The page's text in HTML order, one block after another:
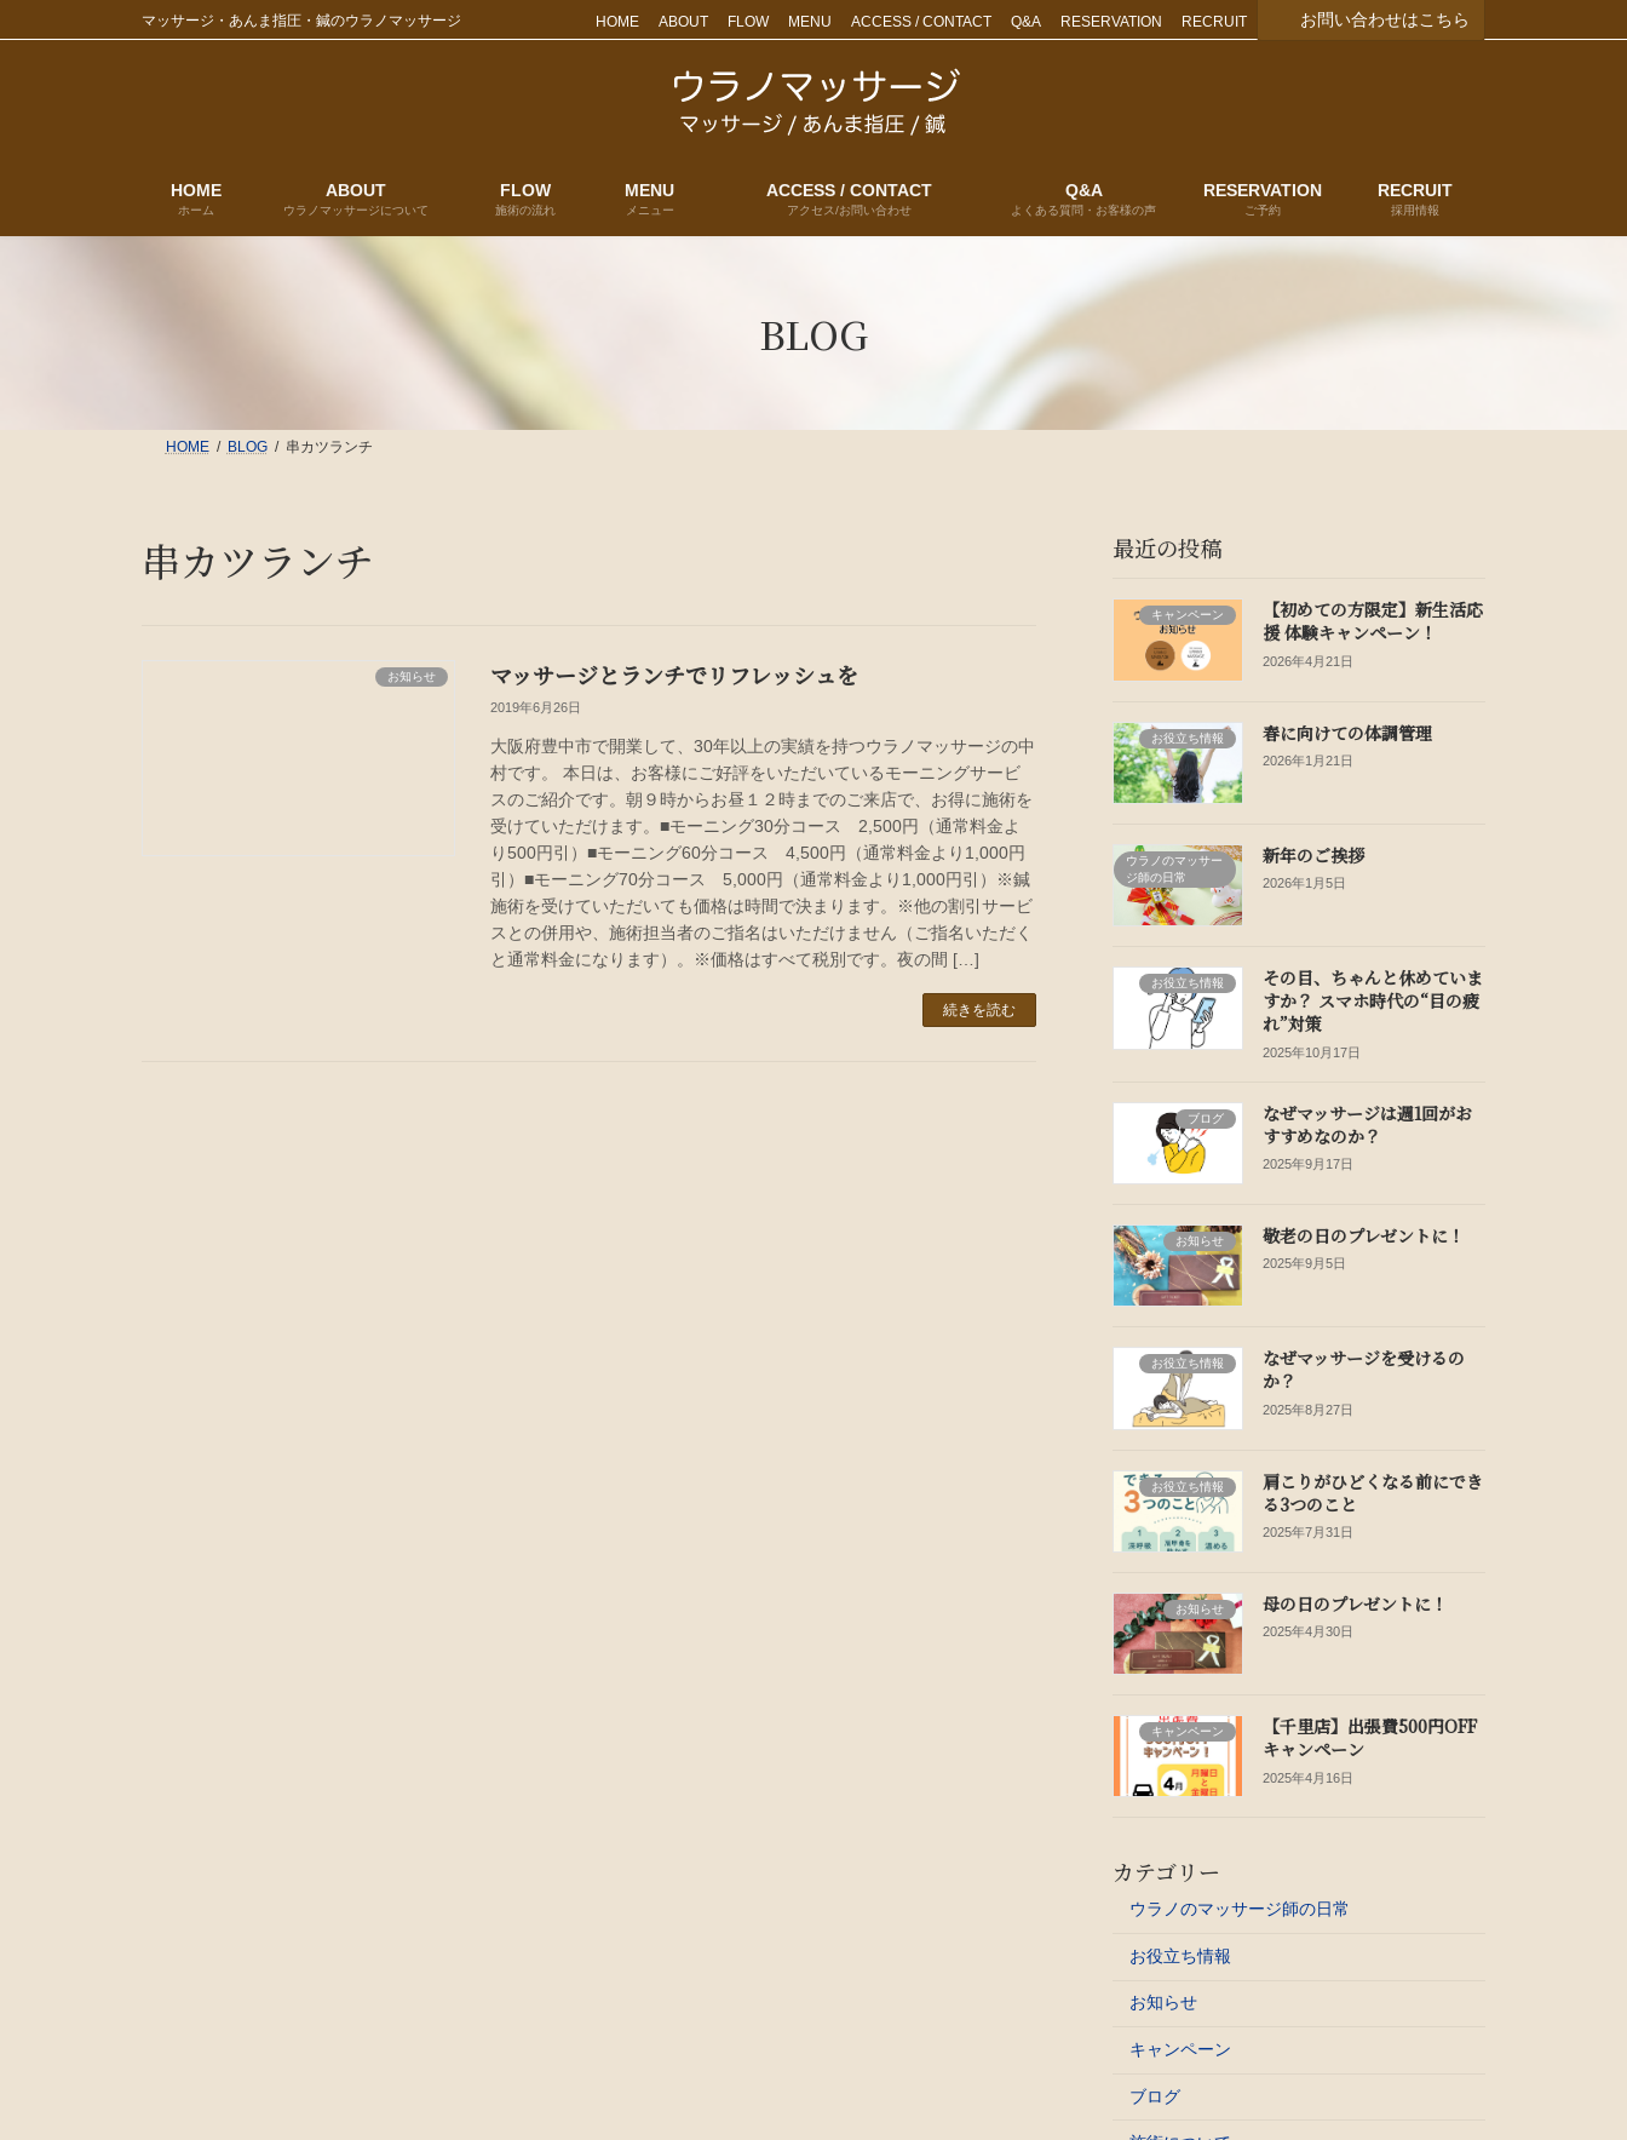
ン
プ
ビ
動
マッサージ・あんま指圧・鍼のウラノマッサージ HOME ABOUT FLOW MENU ACCESS / CONTACT Q&A RESERVATION RECRUIT お問い合わせはこちら
HOME
ホーム
ABOUT
ウラノマッサージについて
FLOW
施術の流れ
MENU
メニュー
ACCESS / CONTACT
アクセス/お問い合わせ
Q&A
よくある質問・お客様の声
RESERVATION
ご予約
RECRUIT
採用情報
BLOG
HOME BLOG 串カツランチ
串カツランチ
お知らせ マッサージとランチでリフレッシュを
2019年6月26日
大阪府豊中市で開業して、30年以上の実績を持つウラノマッサージの中
村です。 本日は、お客様にご好評をいただいているモーニングサービ
スのご紹介です。朝９時からお昼１２時までのご来店で、お得に施術を
受けていただけます。■モーニング30分コース 2,500円（通常料金よ
り500円引）■モーニング60分コース 4,500円（通常料金より1,000円
引）■モーニング70分コース 5,000円（通常料金より1,000円引）※鍼
施術を受けていただいても価格は時間で決まります。※他の割引サービ
スとの併用や、施術担当者のご指名はいただけません（ご指名いただく
と通常料金になります）。※価格はすべて税別です。夜の間 […]
続きを読む
最近の投稿
キャンペーン
【初めての方限定】新生活応
援 体験キャンペーン！
2026年4月21日
お役立ち情報 春に向けての体調管理
2026年1月21日
ウラノのマッサー
ジ師の日常
新年のご挨拶
2026年1月5日
お役立ち情報
その目、ちゃんと休めていま
すか？ スマホ時代の“目の疲
れ”対策
2025年10月17日
ブログ
なぜマッサージは週1回がお
すすめなのか？
2025年9月17日
お知らせ 敬老の日のプレゼントに！
2025年9月5日
お役立ち情報
なぜマッサージを受けるの
か？
2025年8月27日
お役立ち情報
肩こりがひどくなる前にでき
る3つのこと
2025年7月31日
お知らせ 母の日のプレゼントに！
2025年4月30日
キャンペーン
【千里店】出張費500円OFF
キャンペーン
2025年4月16日
カテゴリー
ウラノのマッサージ師の日常
お役立ち情報
お知らせ
キャンペーン
ブログ